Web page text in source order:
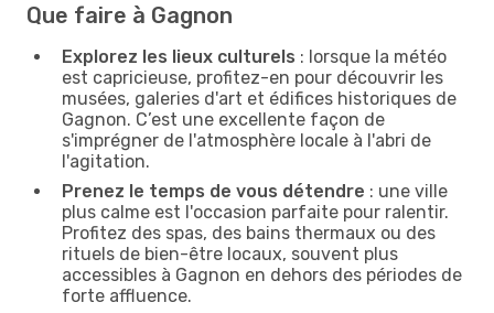
Que faire à Gagnon
Explorez les lieux culturels : lorsque la météo
est capricieuse, profitez-en pour découvrir les
musées, galeries d'art et édifices historiques de
Gagnon. C’est une excellente façon de
s'imprégner de l'atmosphère locale à l'abri de
l'agitation.
Prenez le temps de vous détendre : une ville
plus calme est l'occasion parfaite pour ralentir.
Profitez des spas, des bains thermaux ou des
rituels de bien-être locaux, souvent plus
accessibles à Gagnon en dehors des périodes de
forte affluence.